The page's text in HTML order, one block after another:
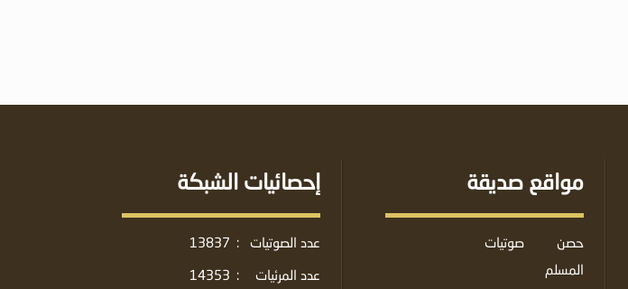
مواقع صديقة
حصن
المسلم
صوتيات
إحصائيات الشبكة
عدد الصوتيات :
13837
عدد المرئيات
:
14353